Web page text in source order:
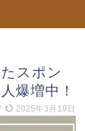
スポン
爆増中！
2025年3月19日